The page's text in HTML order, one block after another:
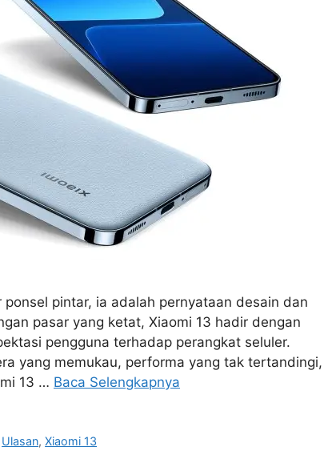
pintar, ia adalah pernyataan desain dan
pasar yang ketat, Xiaomi 13 hadir dengan
pengguna terhadap perangkat seluler.
yang memukau, performa yang tak tertandingi,
13 … Baca Selengkapnya
Ulasan,Xiaomi 13